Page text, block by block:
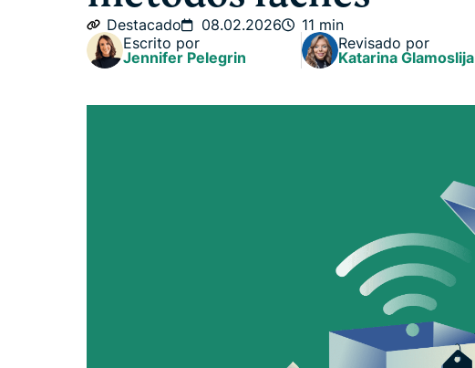
Destacado 08.02.2026
11 min
Escrito por
Jennifer Pelegrin
Revisado por
Katarina Glamoslija